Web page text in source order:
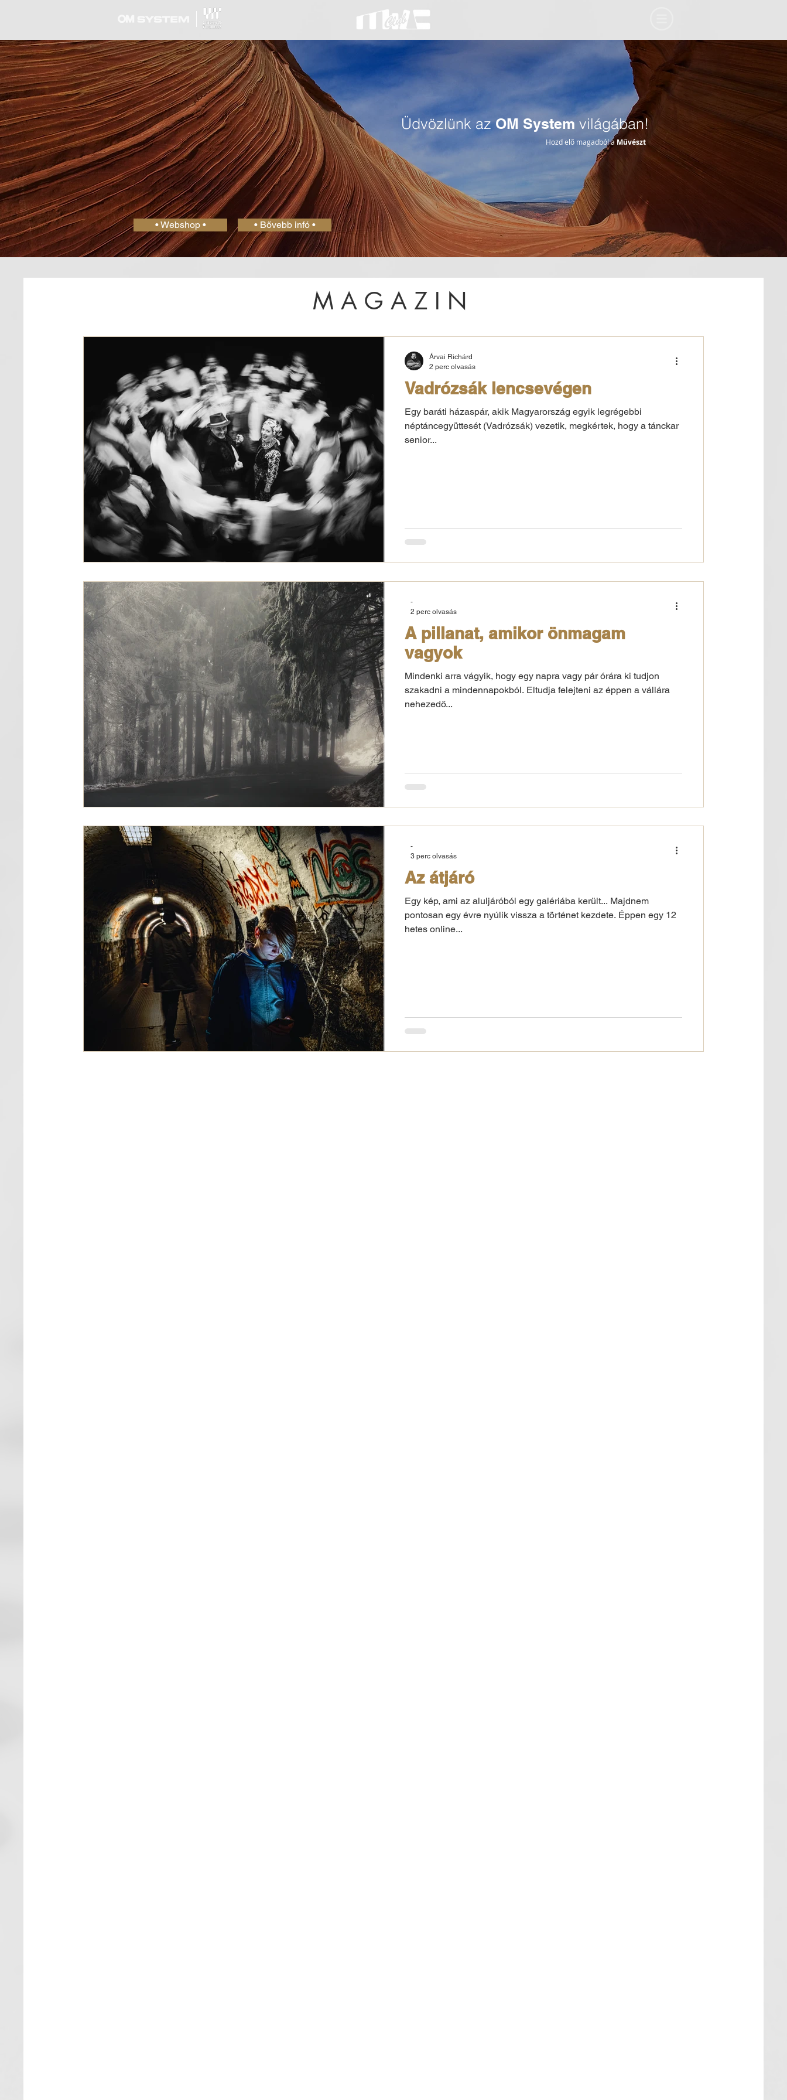
Hozd elő magadból a Művészt
Üdvözlünk az OM System világában!
• Webshop • • Bővebb infó •
Vadrózsák lencsevégen
Egy baráti házaspár, akik Magyarország egyik legrégebbi
néptáncegyüttesét (Vadrózsák) vezetik, megkértek, hogy a tánckar
senior...
Árvai Richárd
2 perc olvasás
A pillanat, amikor önmagam
vagyok
Mindenki arra vágyik, hogy egy napra vagy pár órára ki tudjon
szakadni a mindennapokból. Eltudja felejteni az éppen a vállára
nehezedő...
-
2 perc olvasás
Az átjáró
Egy kép, ami az aluljáróból egy galériába került... Majdnem
pontosan egy évre nyúlik vissza a történet kezdete. Éppen egy 12
hetes online...
-
3 perc olvasás
MAGAZIN